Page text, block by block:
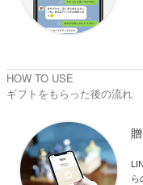
HOW TO USE
ギフトをもらった後の流れ
ら